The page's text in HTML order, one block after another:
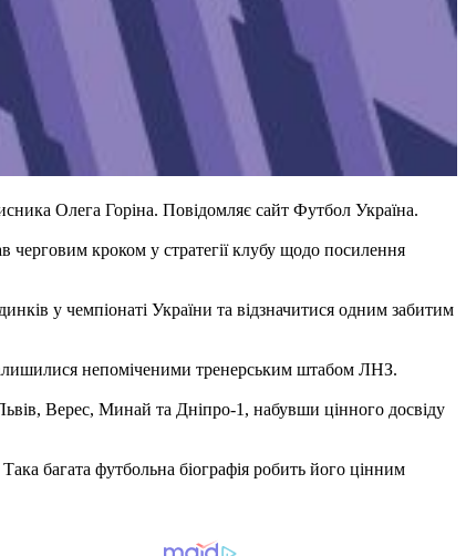
Олега Горіна. Повідомляє сайт Футбол Україна.
черговим кроком у стратегії клубу щодо посилення
у чемпіонаті України та відзначитися одним забитим
непоміченими тренерським штабом ЛНЗ.
Верес, Минай та Дніпро-1, набувши цінного досвіду
багата футбольна біографія робить його цінним